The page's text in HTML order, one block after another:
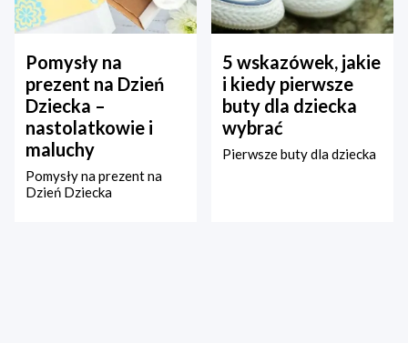
Pomysły na
prezent na Dzień
Dziecka –
nastolatkowie i
maluchy
Pomysły na prezent na
Dzień Dziecka
5 wskazówek, jakie
i kiedy pierwsze
buty dla dziecka
wybrać
Pierwsze buty dla dziecka